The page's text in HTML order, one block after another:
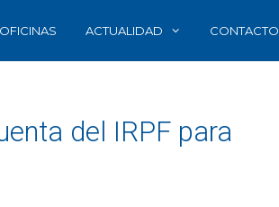
OFICINAS ACTUALIDAD CONTACTO
del IRPF para